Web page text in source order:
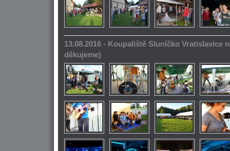
13.08.2016 - Koupaliště Sluníčko Vratislavice
děkujeme)